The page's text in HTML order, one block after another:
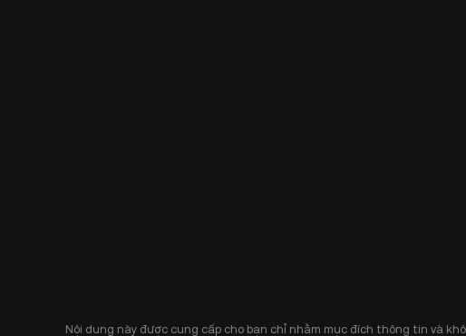
Nội dung này được cung cấp cho bạn chỉ nhằm mục đích thông tin và